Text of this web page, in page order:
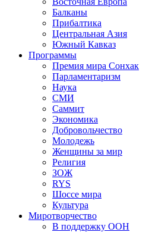
Балканы
Прибалтика
Центральная Азия
Южный Кавказ
Программы
Премия мира Сонхак
Парламентаризм
Наука
СМИ
Саммит
Экономика
Добровольчество
Молодежь
Женщины за мир
Религия
ЗОЖ
RYS
Шоссе мира
Культура
Миротворчество
В поддержку ООН